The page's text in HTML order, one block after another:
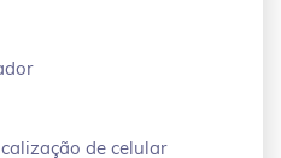
de celular